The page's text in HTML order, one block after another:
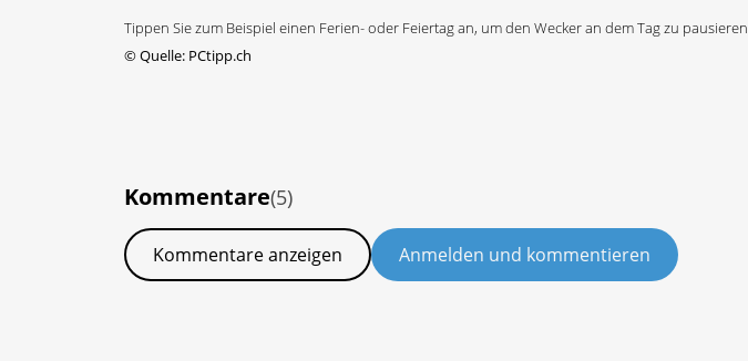
Tippen Sie zum Beispiel einen Ferien- oder Feiertag an, um den Wecker an dem Tag zu pausieren
©Quelle: PCtipp.ch
Kommentare(5)
Kommentare anzeigen Anmelden und kommentieren